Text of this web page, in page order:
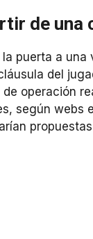
de
puerta a
del
operación
según webs